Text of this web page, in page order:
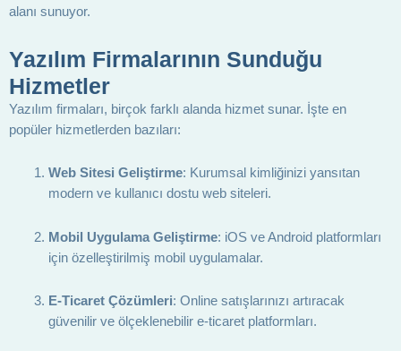
alanı sunuyor.
Yazılım Firmalarının Sunduğu
Hizmetler
Yazılım firmaları, birçok farklı alanda hizmet sunar. İşte en
popüler hizmetlerden bazıları:
Web Sitesi Geliştirme: Kurumsal kimliğinizi yansıtan
modern ve kullanıcı dostu web siteleri.
Mobil Uygulama Geliştirme: iOS ve Android platformları
için özelleştirilmiş mobil uygulamalar.
E-Ticaret Çözümleri: Online satışlarınızı artıracak
güvenilir ve ölçeklenebilir e-ticaret platformları.